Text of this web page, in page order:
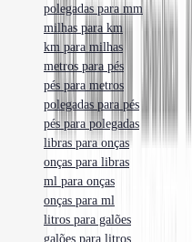
polegadas para mm
milhas para km
km para milhas
metros para pés
pés para metros
polegadas para pés
pés para polegadas
libras para onças
onças para libras
ml para onças
onças para ml
litros para galões
galões para litros